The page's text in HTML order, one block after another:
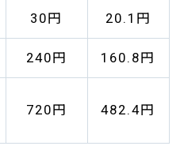
30円 20.1円
240円 160.8円
720円 482.4円